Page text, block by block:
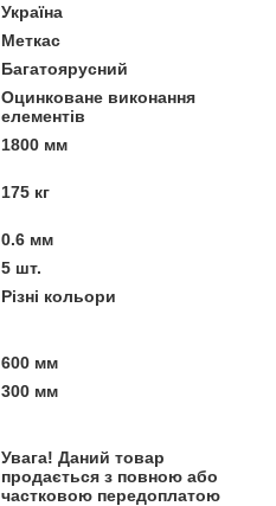
Україна
Меткас
Багатоярусний
Оцинковане виконання
елементів
1800 мм
175 кг
0.6 мм
5 шт.
Різні кольори
600 мм
300 мм
Увага! Даний товар
продається з повною або
частковою передоплатою